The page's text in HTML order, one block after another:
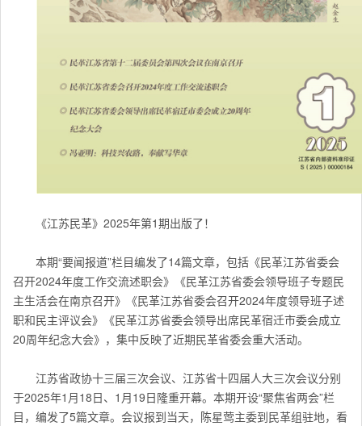
《江苏民革》2025年第1期出版了！
本期“要闻报道”栏目编发了14篇文章，包括《民革江苏省委会
召开2024年度工作交流述职会》《民革江苏省委会领导班子专题民
主生活会在南京召开》《民革江苏省委会召开2024年度领导班子述
职和民主评议会》《民革江苏省委会领导出席民革宿迁市委会成立
20周年纪念大会》，集中反映了近期民革省委会重大活动。
江苏省政协十三届三次会议、江苏省十四届人大三次会议分别
于2025年1月18日、1月19日隆重开幕。本期开设“聚焦省两会”栏
目，编发了5篇文章。会议报到当天，陈星莺主委到民革组驻地，看